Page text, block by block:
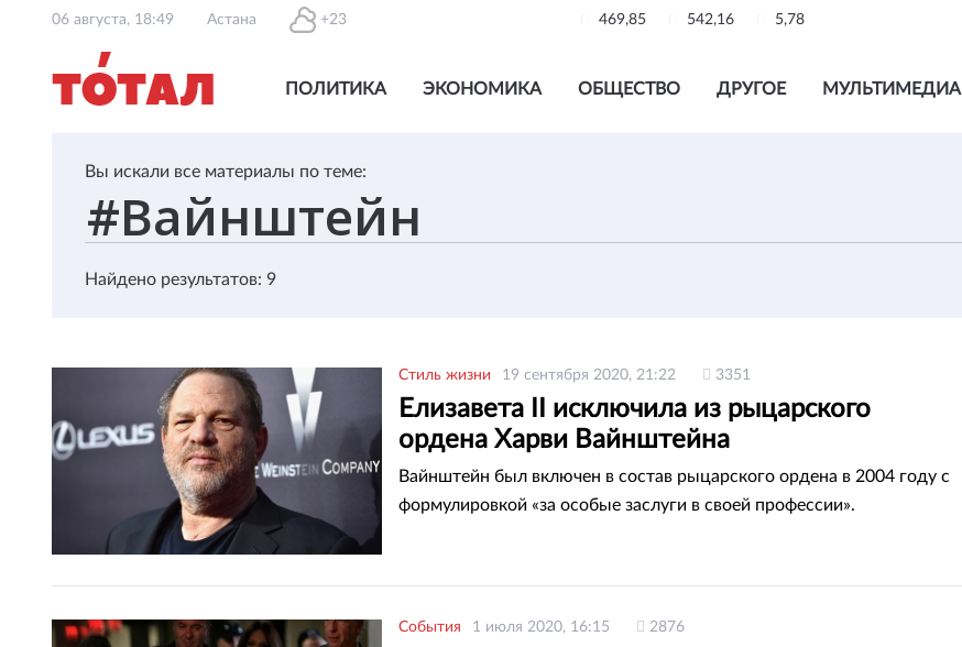
06 августа, 18:49 Астана +23 469,85 542,16 5,78
ПОЛИТИКА ЭКОНОМИКА ОБЩЕСТВО ДРУГОЕ МУЛЬТИМЕДИА
Вы искали все материалы по теме:
Найдено результатов: 9
Стиль жизни 19 сентября 2020, 21:22 3351
Елизавета II исключила из рыцарского
ордена Харви Вайнштейна
Вайнштейн был включен в состав рыцарского ордена в 2004 году с
формулировкой «за особые заслуги в своей профессии».
События 1 июля 2020, 16:15 2876